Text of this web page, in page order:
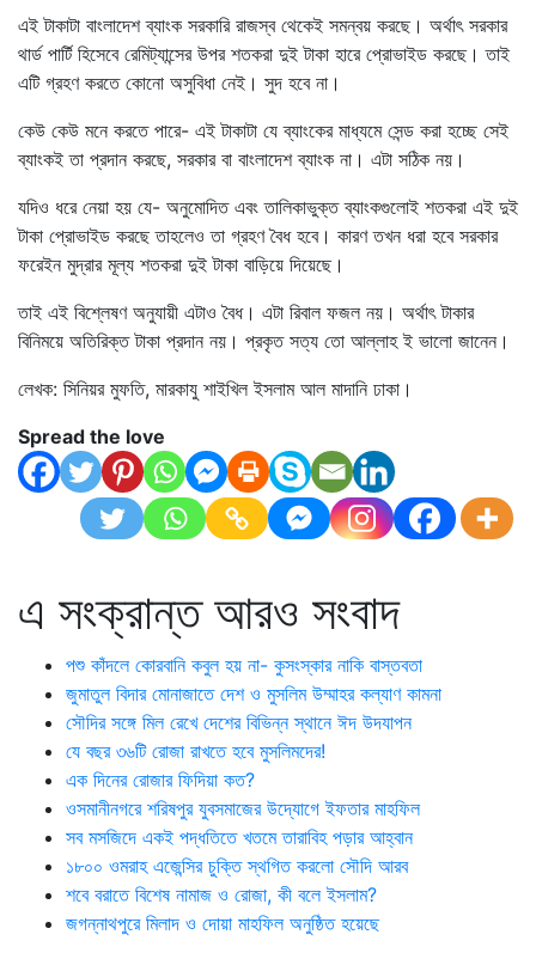
এই টাকাটা বাংলাদেশ ব্যাংক সরকারি রাজস্ব থেকেই সমন্বয় করছে। অর্থাৎ সরকার
থার্ড পার্টি হিসেবে রেমিট্যান্সের উপর শতকরা দুই টাকা হারে প্রোভাইড করছে। তাই
এটি গ্রহণ করতে কোনো অসুবিধা নেই। সুদ হবে না।
কেউ কেউ মনে করতে পারে- এই টাকাটা যে ব্যাংকের মাধ্যমে সেন্ড করা হচ্ছে সেই
ব্যাংকই তা প্রদান করছে, সরকার বা বাংলাদেশ ব্যাংক না। এটা সঠিক নয়।
যদিও ধরে নেয়া হয় যে- অনুমোদিত এবং তালিকাভুক্ত ব্যাংকগুলোই শতকরা এই দুই
টাকা প্রোভাইড করছে তাহলেও তা গ্রহণ বৈধ হবে। কারণ তখন ধরা হবে সরকার
ফরেইন মুদ্রার মূল্য শতকরা দুই টাকা বাড়িয়ে দিয়েছে।
তাই এই বিশ্লেষণ অনুযায়ী এটাও বৈধ। এটা রিবাল ফজল নয়। অর্থাৎ টাকার
বিনিময়ে অতিরিক্ত টাকা প্রদান নয়। প্রকৃত সত্য তো আল্লাহ ই ভালো জানেন।
লেখক: সিনিয়র মুফতি, মারকাযু শাইখিল ইসলাম আল মাদানি ঢাকা।
Spread the love
এ সংক্রান্ত আরও সংবাদ
পশু কাঁদলে কোরবানি কবুল হয় না- কুসংস্কার নাকি বাস্তবতা
জুমাতুল বিদার মোনাজাতে দেশ ও মুসলিম উম্মাহর কল্যাণ কামনা
সৌদির সঙ্গে মিল রেখে দেশের বিভিন্ন স্থানে ঈদ উদযাপন
যে বছর ৩৬টি রোজা রাখতে হবে মুসলিমদের!
এক দিনের রোজার ফিদিয়া কত?
ওসমানীনগরে শরিষপুর যুবসমাজের উদ্যোগে ইফতার মাহফিল
সব মসজিদে একই পদ্ধতিতে খতমে তারাবিহ পড়ার আহ্বান
১৮০০ ওমরাহ এজেন্সির চুক্তি স্থগিত করলো সৌদি আরব
শবে বরাতে বিশেষ নামাজ ও রোজা, কী বলে ইসলাম?
জগন্নাথপুরে মিলাদ ও দোয়া মাহফিল অনুষ্ঠিত হয়েছে